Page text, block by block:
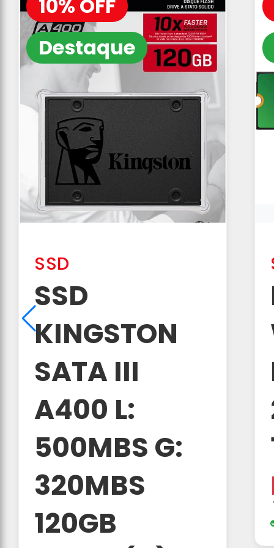
10% OFF
Destaque
SSD
SSD
KINGSTON
SATA III
A400 L:
500MBS G:
320MBS
120GB